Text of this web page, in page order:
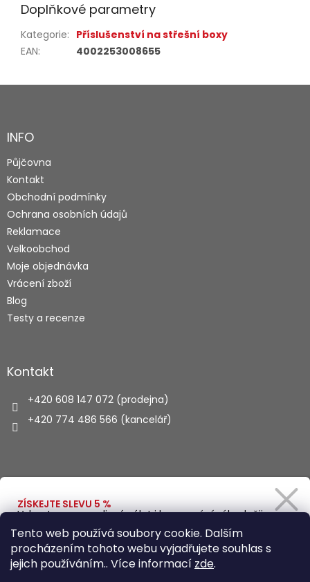
Tento web používá soubory cookie. Dalším
procházením tohoto webu vyjadřujete souhlas s
jejich používáním.. Více informací zde.
Doplňkové parametry
Kategorie: Příslušenství na střešní boxy
EAN: 4002253008655
Z
aINFO
Půjčovna
Kontakt
Obchodní podmínky
Ochrana osobních údajů
Reklamace
Velkoobchod
Moje objednávka
Vrácení zboží
Blog
Testy a recenze
Kontakt
+420 608 147 072 (prodejna)
+420 774 486 566 (kancelář)
HLEDAT
ZÍSKEJTE SLEVU 5 %
Vybavte se na rodinný výlet i kempování výhodněji.
Zadejte svůj e-mail a obratem Vám pošleme
slevový kód.